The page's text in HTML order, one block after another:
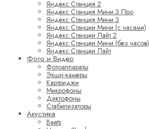
Яндекс Станция 2
Яндекс Станция Мини 3 Про
Яндекс Станция Мини 3
Яндекс Станции Мини (с часами)
Яндекс Станции Лайт 2
Яндекс Станции Мини (без часов)
Яндекс Станции Лайт
Фото и Видео
Фотоаппараты
Экшн-камеры
Картриджи
Микрофоны
Диктофоны
Стабилизаторы
Акустика
Beats